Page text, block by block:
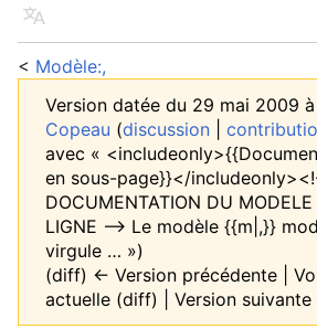
Langue
< Modèle:,
Version datée du 29 mai 2009
Copeau (discussion
avec «
en sous-page}}</
DOCUMENTATION DU
LIGNE --> Le modèle {{m|,}}
virgule … »)
(diff) ← Version précédente |
actuelle (diff) | Version